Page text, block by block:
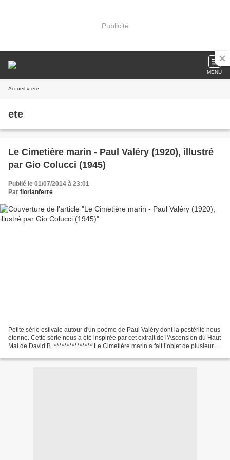
Publicité
MENU
Accueil » ete
ete
Le Cimetière marin - Paul Valéry (1920), illustré
par Gio Colucci (1945)
Publié le 01/07/2014 à 23:01
Par florianferre
Petite série estivale autour d'un poème de Paul Valéry dont la postérité nous
étonne. Cette série nous a été inspirée par cet extrait de l'Ascension du Haut
Mal de David B. *************** Le Cimetière marin a fait l’objet de plusieurs